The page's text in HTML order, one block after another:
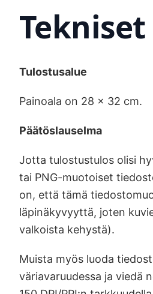
Tulostusalue
Painoala on 28 x 32 cm.
Päätöslauselma
Jotta tulostustulos olisi
tai PNG-muotoiset
on, että tämä
läpinäkyvyyttä, joten
valkoista kehystä).
Muista myös luoda
väriavaruudessa ja viedä